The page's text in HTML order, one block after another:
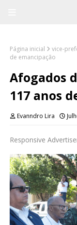
Página inicial vice-
de emancipação
Afogados
117 anos
Evanndro Lira
Responsive